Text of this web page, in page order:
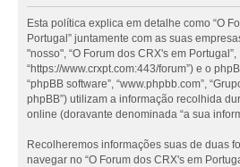
Esta política explica em detalhe como “O
Portugal” juntamente com as suas
"nosso", “O Forum dos CRX's em Portugal”,
“https://www.crxpt.com:443/forum”) e o
“phpBB software”, “www.phpbb.com”,
phpBB”) utilizam a informação recolhida
online (doravante denominada “a sua
Recolheremos informações suas de duas
navegar no “O Forum dos CRX's em